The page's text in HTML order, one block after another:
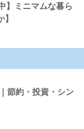
】ミニマムな暮ら
節約・投資・シン